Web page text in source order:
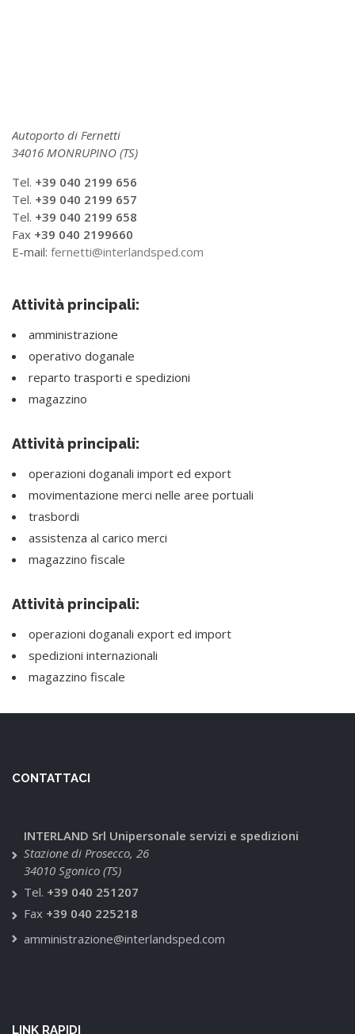
Autoporto di Fernetti
34016 MONRUPINO (TS)
Tel. +39 040 2199 656
Tel. +39 040 2199 657
Tel. +39 040 2199 658
Fax +39 040 2199660
E-mail: fernetti@interlandsped.com
Attività principali:
amministrazione
operativo doganale
reparto trasporti e spedizioni
magazzino
Attività principali:
operazioni doganali import ed export
movimentazione merci nelle aree portuali
trasbordi
assistenza al carico merci
magazzino fiscale
Attività principali:
operazioni doganali export ed import
spedizioni internazionali
magazzino fiscale
CONTATTACI
INTERLAND Srl Unipersonale servizi e spedizioni
Stazione di Prosecco, 26
34010 Sgonico (TS)
Tel. +39 040 251207
Fax +39 040 225218
amministrazione@interlandsped.com
LINK RAPIDI